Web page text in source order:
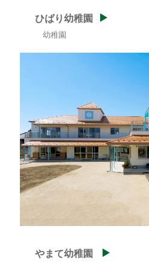
ひばり幼稚園
幼稚園
やまて幼稚園